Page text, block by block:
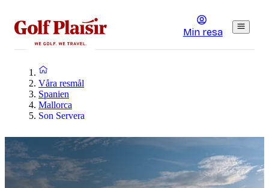
Min resa
Våra resmål
Spanien
Mallorca
Son Servera